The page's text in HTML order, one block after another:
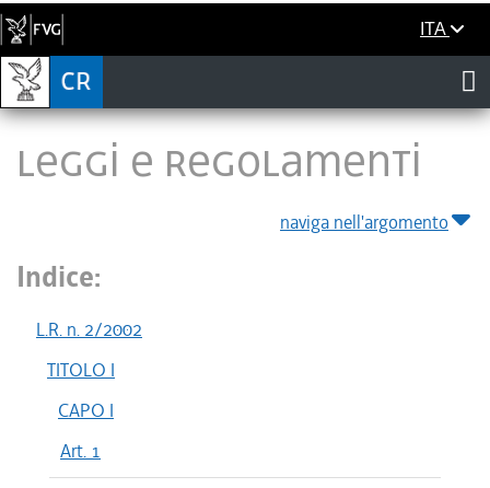
ITA
LEGGI E REGOLAMENTI
naviga nell'argomento
Indice:
L.R. n. 2/2002
TITOLO I
CAPO I
Art. 1